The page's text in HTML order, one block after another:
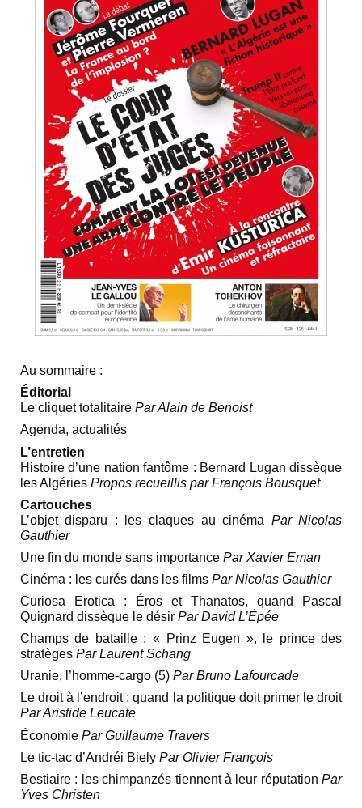
Au sommaire :
Éditorial
Le cliquet totalitaire Par Alain de Benoist
Agenda, actualités
L’entretien
Histoire d’une nation fantôme : Bernard Lugan dissèque
les Algéries Propos recueillis par François Bousquet
Cartouches
L’objet disparu : les claques au cinéma Par Nicolas
Gauthier
Une fin du monde sans importance Par Xavier Eman
Cinéma : les curés dans les films Par Nicolas Gauthier
Curiosa Erotica : Éros et Thanatos, quand Pascal
Quignard dissèque le désir Par David L’Épée
Champs de bataille : « Prinz Eugen », le prince des
stratèges Par Laurent Schang
Uranie, l’homme-cargo (5) Par Bruno Lafourcade
Le droit à l’endroit : quand la politique doit primer le droit
Par Aristide Leucate
Économie Par Guillaume Travers
Le tic-tac d’Andréi Biely Par Olivier François
Bestiaire : les chimpanzés tiennent à leur réputationPar
Yves Christen